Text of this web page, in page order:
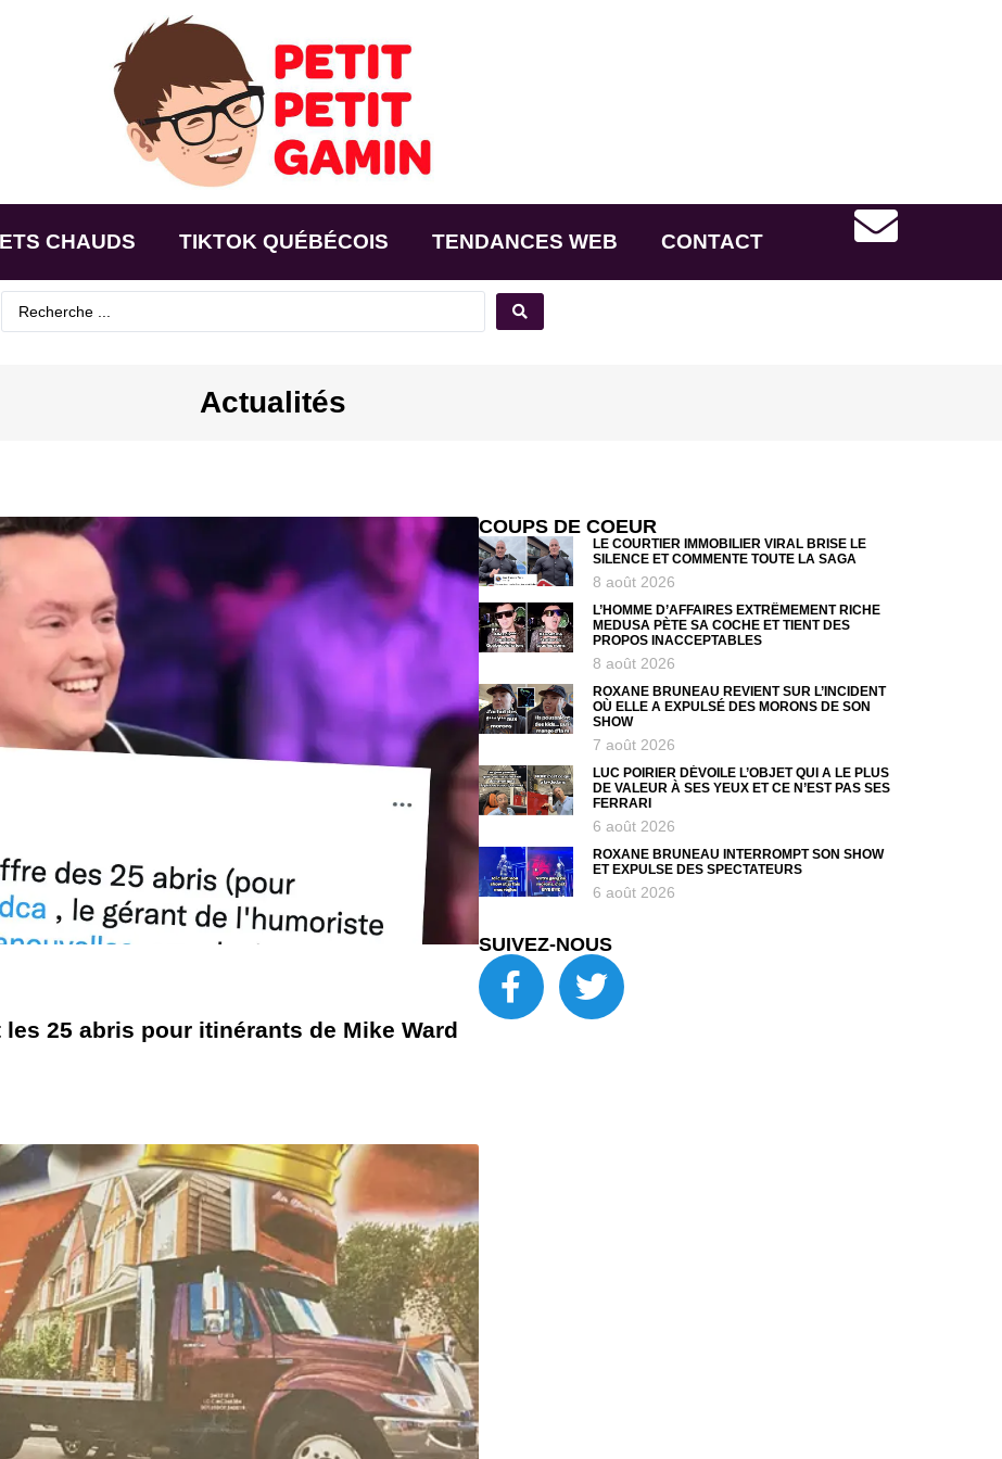
CHAUDS TIKTOK QUÉBÉCOIS TENDANCES WEB CONTACT
Actualités
25 abris pour itinérants de Mike Ward
COUPS DE COEUR
LE COURTIER IMMOBILIER VIRAL BRISE LE
SILENCE ET COMMENTE TOUTE LA SAGA
8 août 2026
L’HOMME D’AFFAIRES EXTRÊMEMENT RICHE
MEDUSA PÈTE SA COCHE ET TIENT DES
PROPOS INACCEPTABLES
8 août 2026
ROXANE BRUNEAU REVIENT SUR L’INCIDENT
OÙ ELLE A EXPULSÉ DES MORONS DE SON
SHOW
7 août 2026
LUC POIRIER DÉVOILE L’OBJET QUI A LE PLUS
DE VALEUR À SES YEUX ET CE N’EST PAS SES
FERRARI
6 août 2026
ROXANE BRUNEAU INTERROMPT SON SHOW
ET EXPULSE DES SPECTATEURS
6 août 2026
SUIVEZ-NOUS